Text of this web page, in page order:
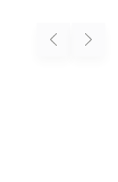
Previous Next